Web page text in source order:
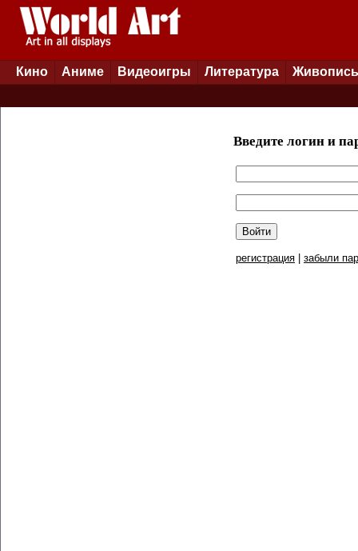
Кино Аниме Видеоигры Литература Живопись
Введите логин и
регистрация забыли